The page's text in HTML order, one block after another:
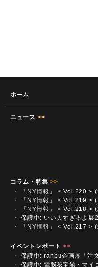
ホーム
ニュース >>
コラム・特集 >>
・
「NY情報」 < Vol.220 >
・
「NY情報」 < Vol.219 >
・
「NY情報」 < Vol.218 >
・
保護中: いい人すぎるよ展
・
「NY情報」 < Vol.217 >
イベントレポート >>
・
保護中: ranbu企画展「注
・
保護中: 電脳秘宝館・マイ